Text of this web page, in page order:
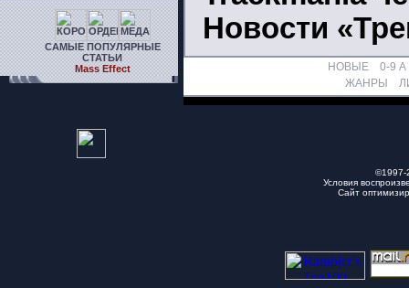
САМЫЕ ПОПУЛЯРНЫЕ
СТАТЬИ
Mass Effect
Новости
НОВЫЕ 0-9 A
ЖАНРЫ
Условия
Сайт